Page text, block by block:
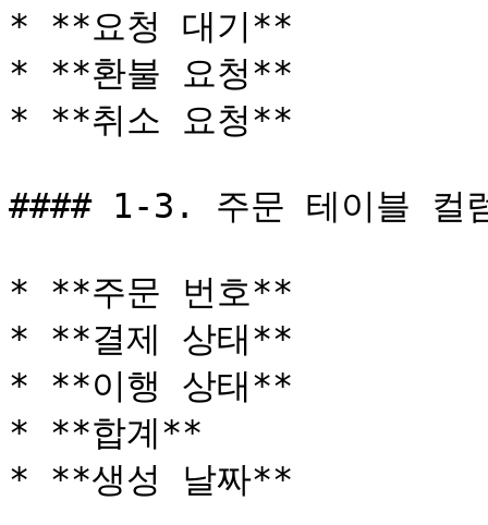
* **요청 대기**
* **환불 요청**
* **취소 요청**
#### 1-3. 주문 테이블 컬
* **주문 번호**
* **결제 상태**
* **이행 상태**
* **합계**
* **생성 날짜**